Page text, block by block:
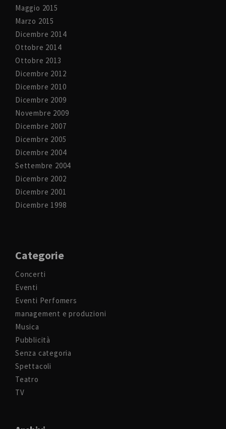
Maggio 2015
Marzo 2015
Dicembre 2014
Ottobre 2014
Ottobre 2013
Dicembre 2012
Dicembre 2010
Dicembre 2009
Novembre 2009
Dicembre 2007
Dicembre 2005
Dicembre 2004
Settembre 2004
Dicembre 2002
Dicembre 2001
Dicembre 1998
Categorie
Concerti
Eventi
Eventi Perfomers
management e produzioni
Musica
Pubblicità
Senza categoria
Spettacoli
Teatro
TV